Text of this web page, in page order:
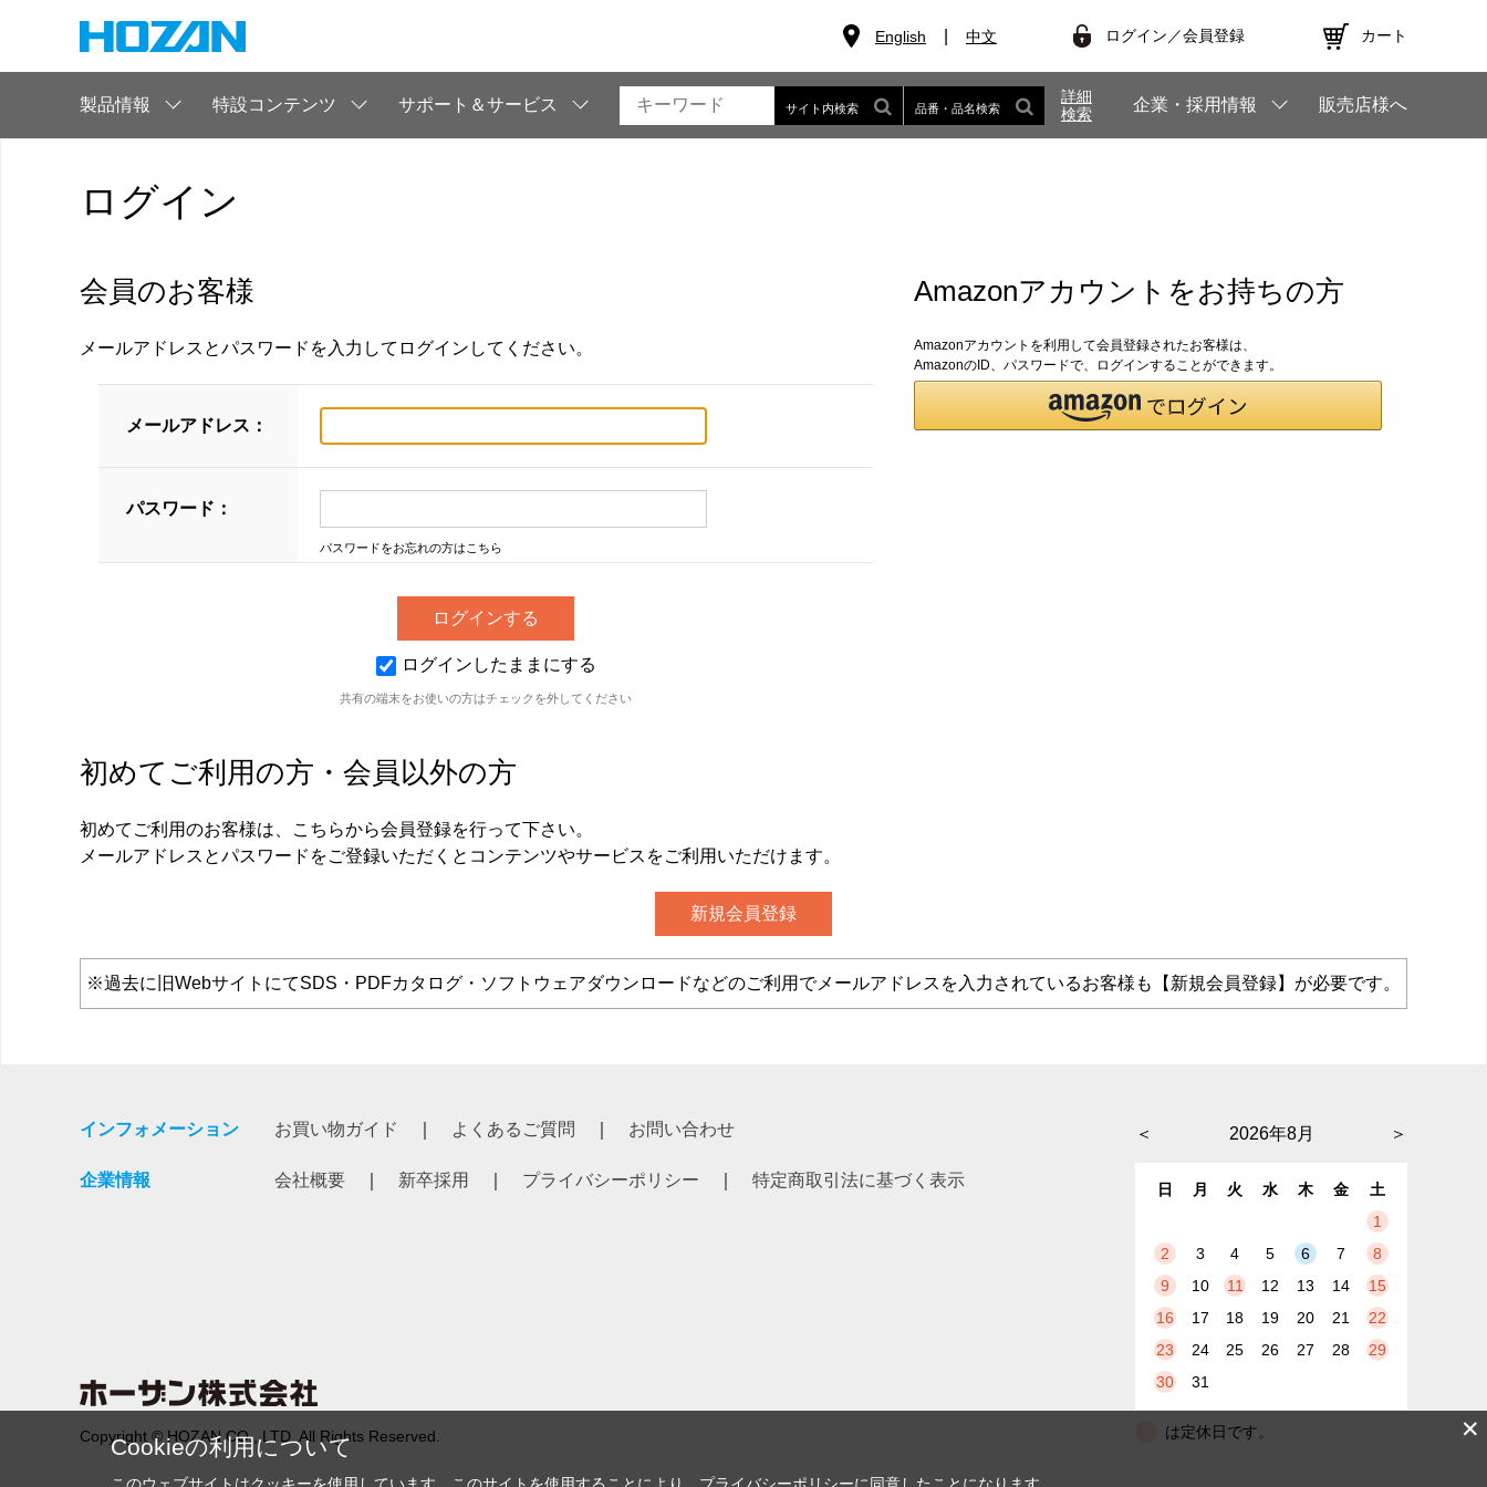
English 中文 ログイン／会員登録 カート
製品情報 特設コンテンツ サポート＆サービス サイト内検索 品番・品名検索
詳細
検索
企業・採用情報 販売店様へ
ログイン
会員のお客様
メールアドレスとパスワードを入力してログインしてください。
メールアドレス：
パスワード：
パスワードをお忘れの方はこちら
ログインしたままにする
共有の端末をお使いの方はチェックを外してください
Amazonアカウントをお持ちの方
Amazonアカウントを利用して会員登録されたお客様は、
AmazonのID、パスワードで、ログインすることができます。
初めてご利用の方・会員以外の方
初めてご利用のお客様は、こちらから会員登録を行って下さい。
メールアドレスとパスワードをご登録いただくとコンテンツやサービスをご利用いただけます。
※過去に旧WebサイトにてSDS・PDFカタログ・ソフトウェアダウンロードなどのご利用でメールアドレスを入力されているお客様も【新規会員登録】が必要です。
インフォメーション お買い物ガイド よくあるご質問 お問い合わせ
企業情報 会社概要 新卒採用 プライバシーポリシー 特定商取引法に基づく表示
Copyright © HOZAN CO., LTD. All Rights Reserved.
＜ ＞
2026年8月
日 月 火 水 木 金
土
1
2
3 4 5 6 7
8
9
10 11 12 13 14
15
16
17 18 19 20 21
22
23
24 25 26 27 28
29
30
31
は定休日です。 ✕
Cookieの利用について